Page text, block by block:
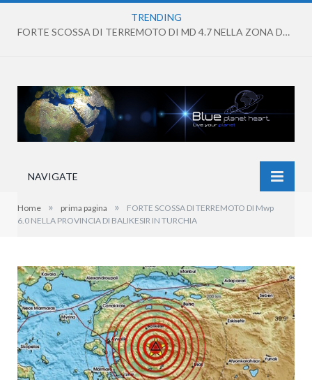
TRENDING
FORTE SCOSSA DI TERREMOTO DI MD 4.7 NELLA ZONA DEI CAMPI FLEGREI
NAVIGATE
Home » prima pagina »
FORTE SCOSSA DI TERREMOTO DI Mwp
6.0 NELLA PROVINCIA DI BALIKESIR IN TURCHIA